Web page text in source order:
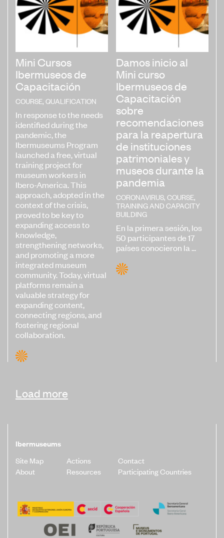
Mini Cursos
Ibermuseos de
Capacitación
COURSE,QUALIFICATION
In response to the needs
identified during the
pandemic, the
Ibermuseums Program
launched a free, virtual
training project for
museum workers in
Ibero-America. This
approach, adopted in the
context of the crisis,
proved to be key to
expanding access to
knowledge,
strengthening networks,
and promoting a more
integrated museum
community. Today, virtual
platforms remain a
valuable strategy for
expanding content,
connecting regions, and
fostering regional
collaboration.
Damos inicio al
Mini curso
Ibermuseos de
Capacitación
sobre
recomendaciones
para la reapertura
de instituciones
patrimoniales y
museos durante la
pandemia
CORONAVIRUS,COURSE,
TRAINING AND CAPACITY
BUILDING
En la primera sesión, los
50 participantes de 17
países conocieron la ...
Load more
Ibermuseums
Site Map
Actions
Contact
About
Resources Participating Countries